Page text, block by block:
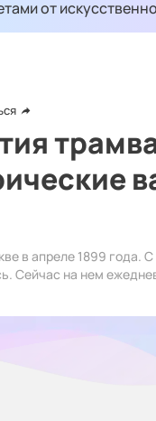
от
в апреле 1899 года.
Сейчас на нем